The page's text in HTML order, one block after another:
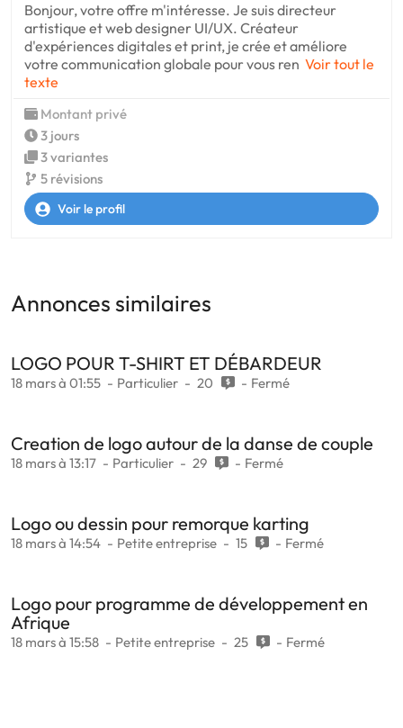
Bonjour, votre offre m'intéresse. Je suis directeur
artistique et web designer UI/UX. Créateur
d'expériences digitales et print, je crée et améliore
votre communication globale pour vous ren Voir tout le
texte
Montant privé
3 jours
3 variantes
5 révisions
Voir le profil
Annonces similaires
LOGO POUR T-SHIRT ET DÉBARDEUR
18 mars à 01:55 Particulier 20 Fermé
Creation de logo autour de la danse de couple
18 mars à 13:17 Particulier 29 Fermé
Logo ou dessin pour remorque karting
18 mars à 14:54 Petite entreprise 15 Fermé
Logo pour programme de développement en
Afrique
18 mars à 15:58 Petite entreprise 25 Fermé